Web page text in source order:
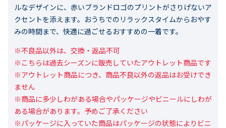
ルなデザインに、赤いブランドロゴのプリントがさりげないア
クセントを添えます。おうちでのリラックスタイムからおやす
みの時間まで、快適に過ごせるおすすめの一着です。
※不良品以外は、交換・返品不可
※こちらは過去シーズンに販売していたアウトレット商品です
※アウトレット商品につき、商品不良以外の返品はお受けでき
ません
※商品に多少しわがある場合やパッケージやビニールにしわが
ある場合があります。予めご了承ください
※パッケージに入っていた商品はパッケージの状態によりビニ